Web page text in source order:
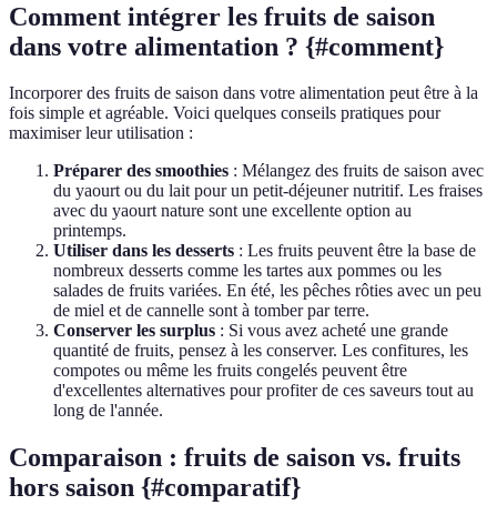
Comment intégrer les fruits de saison
dans votre alimentation ? {#comment}
Incorporer des fruits de saison dans votre alimentation peut être à la
fois simple et agréable. Voici quelques conseils pratiques pour
maximiser leur utilisation :
Préparer des smoothies : Mélangez des fruits de saison avec
du yaourt ou du lait pour un petit-déjeuner nutritif. Les fraises
avec du yaourt nature sont une excellente option au
printemps.
Utiliser dans les desserts : Les fruits peuvent être la base de
nombreux desserts comme les tartes aux pommes ou les
salades de fruits variées. En été, les pêches rôties avec un peu
de miel et de cannelle sont à tomber par terre.
Conserver les surplus : Si vous avez acheté une grande
quantité de fruits, pensez à les conserver. Les confitures, les
compotes ou même les fruits congelés peuvent être
d'excellentes alternatives pour profiter de ces saveurs tout au
long de l'année.
Comparaison : fruits de saison vs. fruits
hors saison {#comparatif}